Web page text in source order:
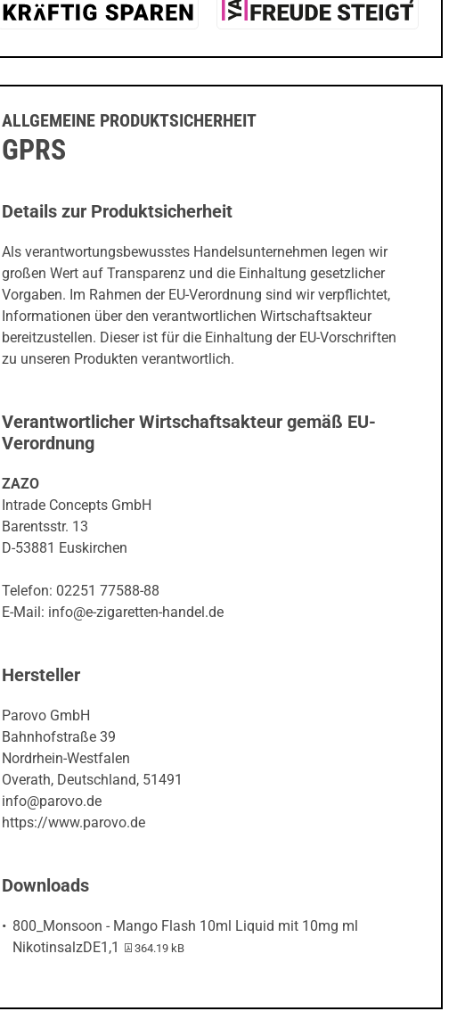
ALLGEMEINE PRODUKTSICHERHEIT
GPRS
Details zur Produktsicherheit
Als verantwortungsbewusstes Handelsunternehmen legen wir
großen Wert auf Transparenz und die Einhaltung gesetzlicher
Vorgaben. Im Rahmen der EU-Verordnung sind wir verpflichtet,
Informationen über den verantwortlichen Wirtschaftsakteur
bereitzustellen. Dieser ist für die Einhaltung der EU-Vorschriften
zu unseren Produkten verantwortlich.
Verantwortlicher Wirtschaftsakteur gemäß EU-
Verordnung
ZAZO
Intrade Concepts GmbH
Barentsstr. 13
D-53881 Euskirchen
Telefon: 02251 77588-88
E-Mail: info@e-zigaretten-handel.de
Hersteller
Parovo GmbH
Bahnhofstraße 39
Nordrhein-Westfalen
Overath, Deutschland, 51491
info@parovo.de
https://www.parovo.de
Downloads
800_Monsoon - Mango Flash 10ml Liquid mit 10mg ml
NikotinsalzDE1,1
PDF-Datei:
364.19 kB